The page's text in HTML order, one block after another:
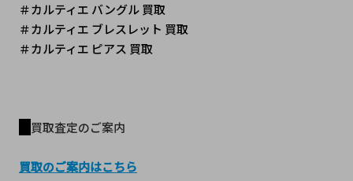
＃カルティエ バングル 買取
＃カルティエ ブレスレット 買取
＃カルティエ ピアス 買取
買取査定のご案内
買取のご案内はこちら